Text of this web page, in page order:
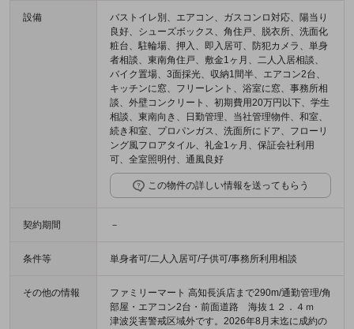
設備
バストイレ別、エアコン、ガスコンロ対応、陽当り
良好、シューズボックス、角住戸、脱衣所、洗面化
粧台、駐輪場、押入、即入居可、防犯カメラ、単身
者相談、東南角住戸、敷金1ヶ月、二人入居相談、
バイク置場、3面採光、収納1間半、エアコン2台、
キッチンに窓、フリーレント、浴室に窓、事務所相
談、外壁コンクリート、初期費用20万円以下、学生
相談、東南向き、日勤管理、当社管理物件、和室、
続き和室、プロパンガス、洗面所にドア、フローリ
ング風フロアタイル、礼金1ヶ月、保証会社利用
可、全室照明付、通風良好
この物件の詳しい情報を送ってもらう
契約期間 －
条件等 単身者可/二人入居可/子供可/事務所利用相談
その他の情報
ファミリーマート 高知長浜店まで290m/通勤管理/角
部屋・エアコン2台・前面道路 海抜１２．４ｍ
津波災害警戒区域外です。2026年8月末迄に成約の